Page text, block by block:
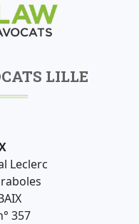
LILLE
Leclerc
357